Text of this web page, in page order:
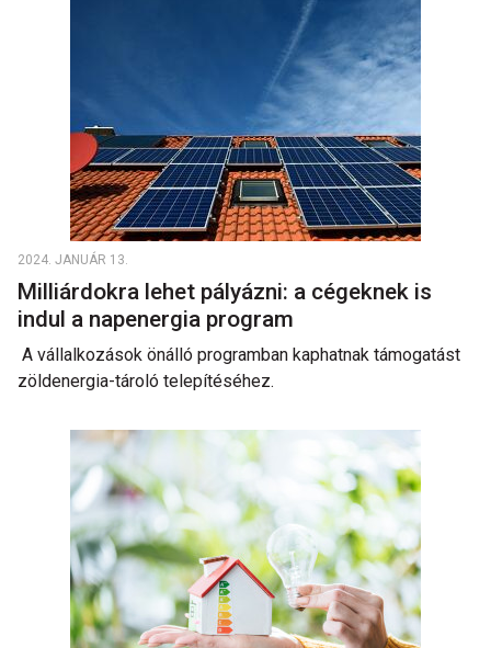
2024. JANUÁR 13.
Milliárdokra lehet pályázni: a cégeknek is
indul a napenergia program
A vállalkozások önálló programban kaphatnak támogatást
zöldenergia-tároló telepítéséhez.